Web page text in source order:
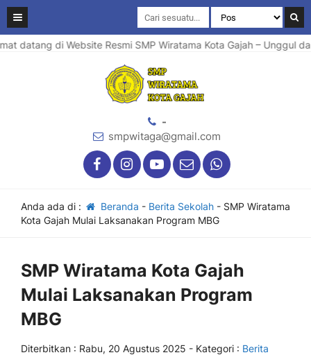
datang di Website Resmi SMP Wiratama Kota Gajah – Unggul
-
smpwitaga@gmail.com
Anda ada di : Beranda - Berita Sekolah- SMP Wiratama
Kota Gajah Mulai Laksanakan Program MBG
SMP Wiratama Kota Gajah
Mulai Laksanakan Program
MBG
Diterbitkan : Rabu, 20 Agustus 2025 - Kategori : Berita